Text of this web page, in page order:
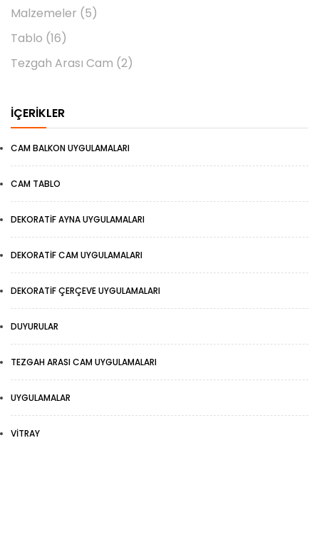
Malzemeler (5)
Tablo (16)
Tezgah Arası Cam (2)
İÇERIKLER
CAM BALKON UYGULAMALARI
CAM TABLO
DEKORATIF AYNA UYGULAMALARI
DEKORATIF CAM UYGULAMALARI
DEKORATIF ÇERÇEVE UYGULAMALARI
DUYURULAR
TEZGAH ARASI CAM UYGULAMALARI
UYGULAMALAR
VITRAY